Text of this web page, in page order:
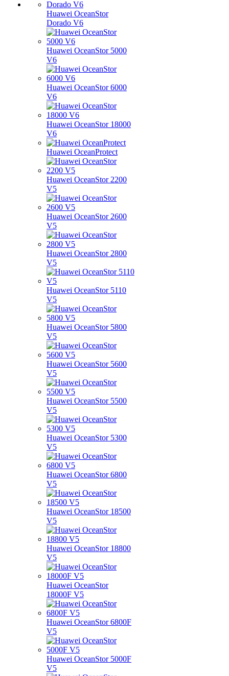
Huawei OceanStor
Dorado V6
Huawei OceanStor 5000
V6
Huawei OceanStor 6000
V6
Huawei OceanStor 18000
V6
Huawei OceanProtect
Huawei OceanStor 2200
V5
Huawei OceanStor 2600
V5
Huawei OceanStor 2800
V5
Huawei OceanStor 5110
V5
Huawei OceanStor 5800
V5
Huawei OceanStor 5600
V5
Huawei OceanStor 5500
V5
Huawei OceanStor 5300
V5
Huawei OceanStor 6800
V5
Huawei OceanStor 18500
V5
Huawei OceanStor 18800
V5
Huawei OceanStor
18000F V5
Huawei OceanStor 6800F
V5
Huawei OceanStor 5000F
V5